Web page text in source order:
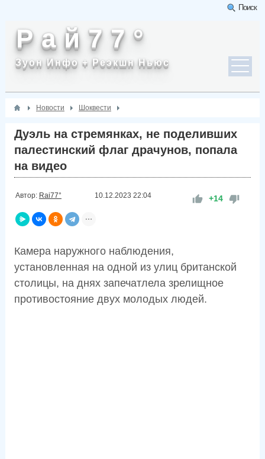
Поиск
Р а й 7 7 °
Зуон Инфо + Реэкшн Ньюс
Новости Шоквести
Дуэль на стремянках, не поделивших
палестинский флаг драчунов, попала
на видео
Автор: Rai77° 10.12.2023 22:04 +14
Камера наружного наблюдения,
установленная на одной из улиц британской
столицы, на днях запечатлела зрелищное
противостояние двух молодых людей.